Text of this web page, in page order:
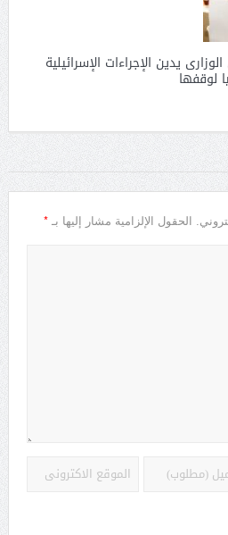
يدين الإجراءات الإسرائيلية
لوقفها
الحقول الإلزامية مشار إليها بـ *